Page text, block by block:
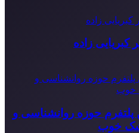
زاده
حوزه روانشناسی و
خوب